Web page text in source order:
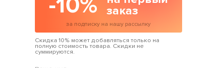
заказ
за подписку на нашу рассылку
Скидка 10% может добавляться только на
полную стоимость товара. Скидки не
суммируются.